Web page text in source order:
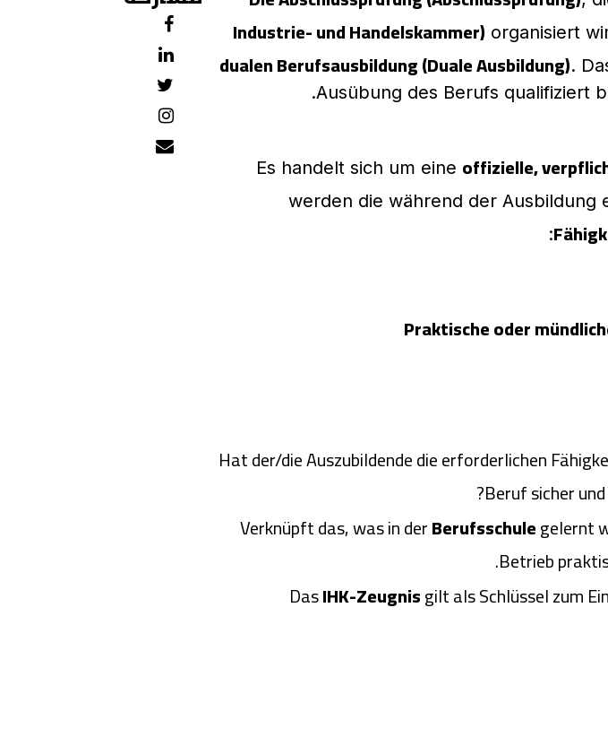
Industrie- und Handelskammer) organisiert
dualen Berufsausbildung (Duale Ausbildung).
Ausübung des Berufs qualifiziert
Es handelt sich um eine offizielle,
werden die während der Ausbildung
Praktische oder
Hat der/die Auszubildende die erforderlichen
Beruf sicher
Verknüpft das, was in derBerufsschulegelernt
Betrieb
DasIHK-Zeugnisgilt als Schlüssel zum